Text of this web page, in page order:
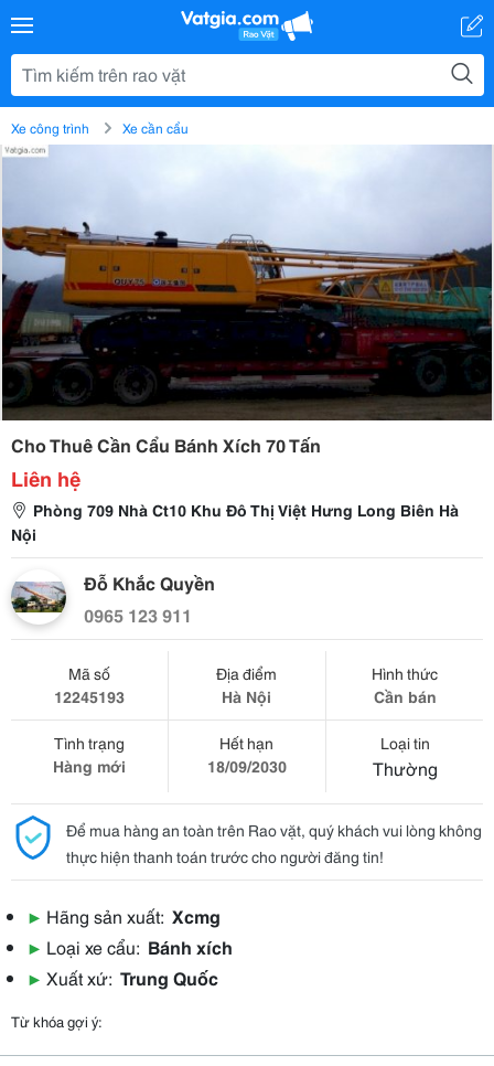
Xe công trình Xe cần cẩu
Cho Thuê Cần Cẩu Bánh Xích 70 Tấn
Liên hệ
Phòng 709 Nhà Ct10 Khu Đô Thị Việt Hưng Long Biên Hà
Nội
Đỗ Khắc Quyền
0965 123 911
Mã số
12245193
Địa điểm
Hà Nội
Hình thức
Cần bán
Tình trạng
Hàng mới
Hết hạn
18/09/2030
Loại tin
Thường
Để mua hàng an toàn trên Rao vặt, quý khách vui lòng không
thực hiện thanh toán trước cho người đăng tin!
▶ Hãng sản xuất: Xcmg
▶ Loại xe cẩu: Bánh xích
▶ Xuất xứ: Trung Quốc
Từ khóa gợi ý: